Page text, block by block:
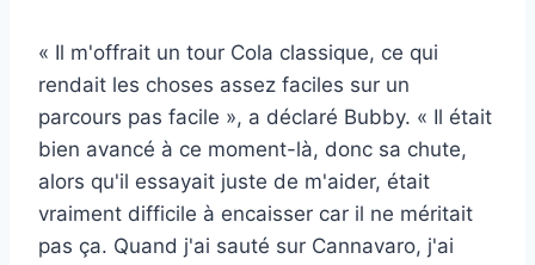
« Il m'offrait un tour Cola classique, ce qui
rendait les choses assez faciles sur un
parcours pas facile », a déclaré Bubby. « Il était
bien avancé à ce moment-là, donc sa chute,
alors qu'il essayait juste de m'aider, était
vraiment difficile à encaisser car il ne méritait
pas ça. Quand j'ai sauté sur Cannavaro, j'ai